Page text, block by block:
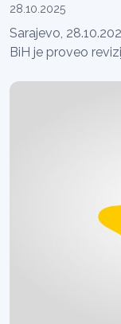
28.10.2025
Sarajevo,
BiH je proveo